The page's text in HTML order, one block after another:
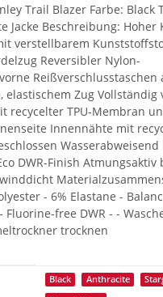
Trail Blazer Farbe: Black
Jacke Beschreibung: Hoher
verstellbarem
Reversibler Nylon-
elastischem Zug Vollständig
recycelter TPU-Membran
Innennähte mit
Wasserabweisend
DWR-Finish Atmungsaktiv
- 6% Elastane -
Fluorine-free DWR - -
trocknen
Black Anthracite